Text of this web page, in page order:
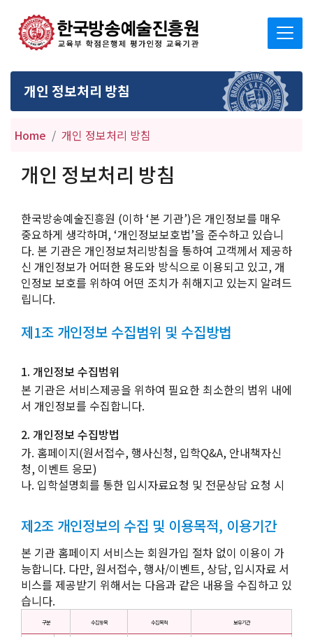
개인 정보처리 방침
Home 개인 정보처리 방침
개인 정보처리 방침
한국방송예술진흥원 (이하 ‘본 기관’)은 개인정보를 매우
중요하게 생각하며, ‘개인정보보호법’을 준수하고 있습니
다. 본 기관은 개인정보처리방침을 통하여 고객께서 제공하
신 개인정보가 어떠한 용도와 방식으로 이용되고 있고, 개
인정보 보호를 위하여 어떤 조치가 취해지고 있는지 알려드
립니다.
제1조 개인정보 수집범위 및 수집방법
1. 개인정보 수집범위
본 기관은 서비스제공을 위하여 필요한 최소한의 범위 내에
서 개인정보를 수집합니다.
2. 개인정보 수집방법
가. 홈페이지(원서접수, 행사신청, 입학Q&A, 안내책자신
청, 이벤트 응모)
나. 입학설명회를 통한 입시자료요청 및 전문상담 요청 시
제2조 개인정보의 수집 및 이용목적, 이용기간
본 기관 홈페이지 서비스는 회원가입 절차 없이 이용이 가
능합니다. 다만, 원서접수, 행사/이벤트, 상담, 입시자료 서
비스를 제공받기 위해서는 다음과 같은 내용을 수집하고 있
습니다.
구분 수집항목 수집목적 보유기간